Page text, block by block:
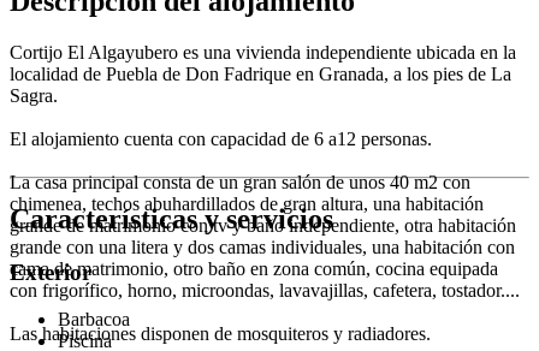
Cortijo El Algayubero es una vivienda independiente ubicada en la
localidad de Puebla de Don Fadrique en Granada, a los pies de La
Sagra.
El alojamiento cuenta con capacidad de 6 a12 personas.
La casa principal consta de un gran salón de unos 40 m2 con
chimenea, techos abuhardillados de gran altura, una habitación
grande de matrimonio con tv y baño independiente, otra habitación
grande con una litera y dos camas individuales, una habitación con
cama de matrimonio, otro baño en zona común, cocina equipada
con frigorífico, horno, microondas, lavavajillas, cafetera, tostador....
Las habitaciones disponen de mosquiteros y radiadores.
Características y servicios
Exterior
Barbacoa
Piscina